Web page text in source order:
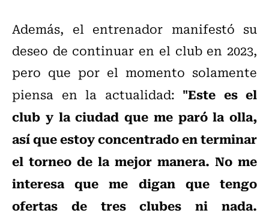
Además, el entrenador manifestó su
deseo de continuar en el club en 2023,
pero que por el momento solamente
piensa en la actualidad: "Este es el
club y la ciudad que me paró la olla,
así que estoy concentrado en terminar
el torneo de la mejor manera. No me
interesa que me digan que tengo
ofertas de tres clubes ni nada.